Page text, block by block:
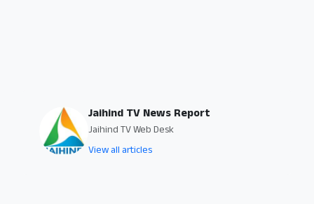
Jaihind TV News Report
Jaihind TV Web Desk
View all articles